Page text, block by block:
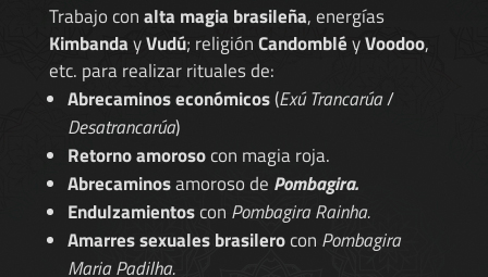
Trabajo conalta magia brasileña, energías
KimbandayVudú; religiónCandombléyVoodoo,
etc. para realizar rituales de:
Abrecaminos económicos(Exú Trancarúa/
Desatrancarúa)
Retorno amorosocon magia roja.
Abrecaminosamoroso de Pombagira.
Endulzamientoscon Pombagira Rainha.
Amarres sexuales brasilerocon Pombagira
Maria Padilha.